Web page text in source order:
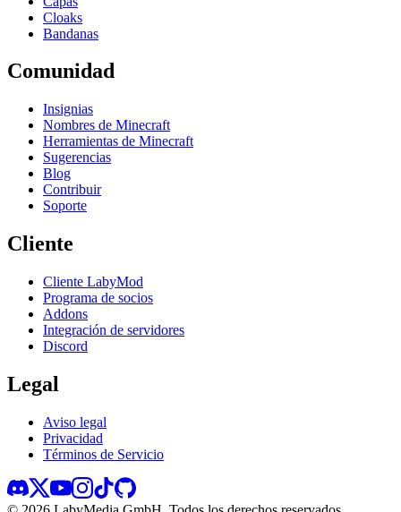
Cloaks
Bandanas
Comunidad
Insignias
Nombres de Minecraft
Herramientas de Minecraft
Sugerencias
Blog
Contribuir
Soporte
Cliente
Cliente LabyMod
Programa de socios
Addons
Integración de servidores
Discord
Legal
Aviso legal
Privacidad
Términos de Servicio